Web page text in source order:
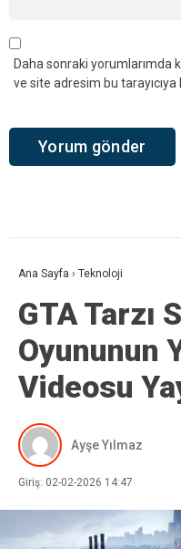
Daha sonraki yorumlarımda
ve site adresim bu tarayıcıya
Ana Sayfa › Teknoloji
GTA Tarzı
Oyununun
Videosu
Ayşe Yılmaz
Giriş: 02-02-2026 14:47